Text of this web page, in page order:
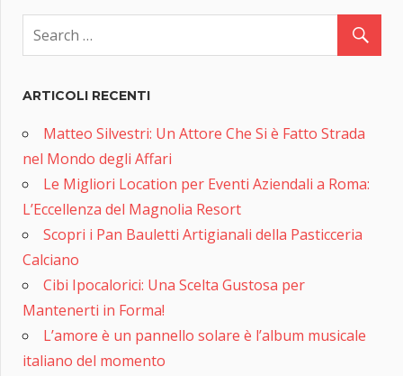
ARTICOLI RECENTI
Matteo Silvestri: Un Attore Che Si è Fatto Strada
nel Mondo degli Affari
Le Migliori Location per Eventi Aziendali a Roma:
L’Eccellenza del Magnolia Resort
Scopri i Pan Bauletti Artigianali della Pasticceria
Calciano
Cibi Ipocalorici: Una Scelta Gustosa per
Mantenerti in Forma!
L’amore è un pannello solare è l’album musicale
italiano del momento